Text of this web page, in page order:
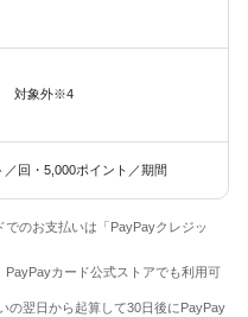
対象外※4
／回・5,000ポイント／期間
のお支払いは「PayPayクレジッ
カード公式ストアでも利用可
の翌日から起算して30日後にPayPay